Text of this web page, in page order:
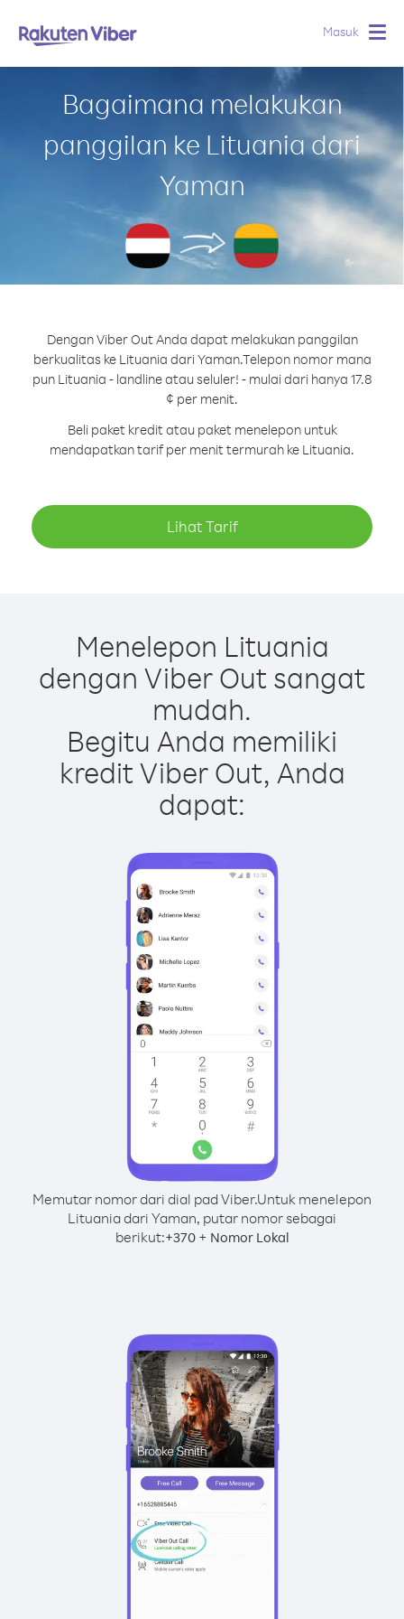
Masuk
Bagaimana melakukan
panggilan ke Lituania dari
Yaman
Dengan Viber Out Anda dapat melakukan panggilan
berkualitas ke Lituania dari Yaman.Telepon nomor mana
pun Lituania - landline atau seluler! - mulai dari hanya 17.8
¢ per menit.
Beli paket kredit atau paket menelepon untuk
mendapatkan tarif per menit termurah ke Lituania.
Lihat Tarif
Menelepon Lituania
dengan Viber Out sangat
mudah.
Begitu Anda memiliki
kredit Viber Out, Anda
dapat:
Memutar nomor dari dial pad Viber.Untuk menelepon
Lituania dari Yaman, putar nomor sebagai
berikut:+370+ Nomor Lokal